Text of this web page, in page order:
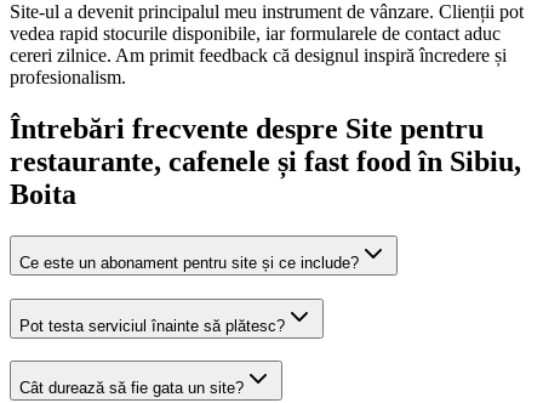
Site-ul a devenit principalul meu instrument de vânzare. Clienții pot
vedea rapid stocurile disponibile, iar formularele de contact aduc
cereri zilnice. Am primit feedback că designul inspiră încredere și
profesionalism.
Întrebări frecvente despre Site pentru
restaurante, cafenele și fast food în Sibiu,
Boita
Ce este un abonament pentru site și ce include?
Pot testa serviciul înainte să plătesc?
Cât durează să fie gata un site?